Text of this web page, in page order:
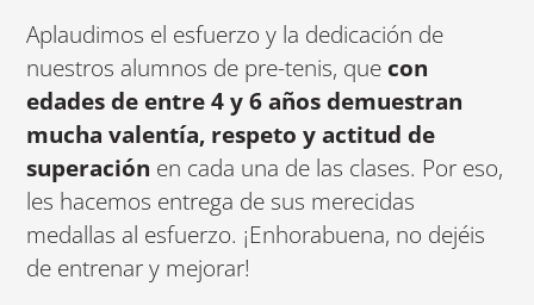
Aplaudimos el esfuerzo y la dedicación de
nuestros alumnos de pre-tenis, que con
edades de entre 4 y 6 años demuestran
mucha valentía, respeto y actitud de
superación en cada una de las clases. Por eso,
les hacemos entrega de sus merecidas
medallas al esfuerzo. ¡Enhorabuena, no dejéis
de entrenar y mejorar!